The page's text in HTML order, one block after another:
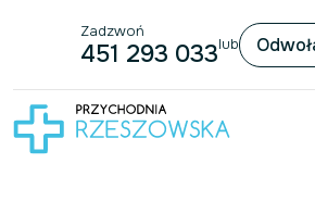
Przejdź do treści
Zadzwoń
451 293 033lub